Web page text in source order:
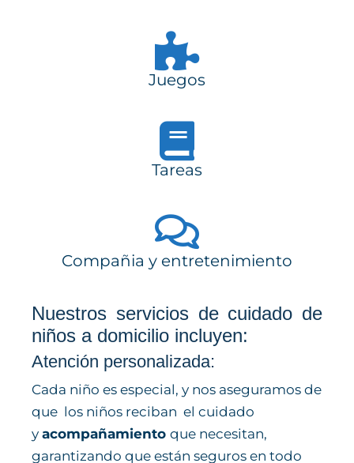
Juegos
Tareas
Compañia y entretenimiento
Nuestros servicios de cuidado de
niños a domicilio incluyen:
Atención personalizada:
Cada niño es especial, y nos aseguramos de
que los niños reciban el cuidado
y acompañamiento que necesitan,
garantizando que están seguros en todo